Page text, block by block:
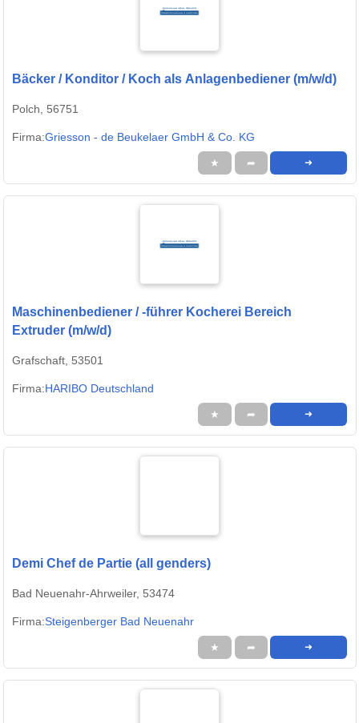
Bäcker / Konditor / Koch als Anlagenbediener (m/w/d)
Polch, 56751
Firma:Griesson - de Beukelaer GmbH & Co. KG
★ ➦ ➜
Maschinenbediener / -führer Kocherei Bereich
Extruder (m/w/d)
Grafschaft, 53501
Firma:HARIBO Deutschland
★ ➦ ➜
Demi Chef de Partie (all genders)
Bad Neuenahr-Ahrweiler, 53474
Firma:Steigenberger Bad Neuenahr
★ ➦ ➜